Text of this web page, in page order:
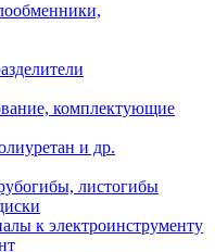
комплектующие
и др.
листогибы
к электроинструменту